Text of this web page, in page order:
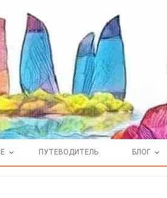
ПУТЕВОДИТЕЛЬ БЛОГ